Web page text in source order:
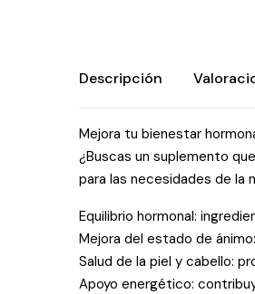
Descripción
Mejora tu bienestar
¿Buscas un suplemento
para las necesidades de la
Equilibrio hormonal:
Mejora del estado de
Salud de la piel y cabello:
Apoyo energético: